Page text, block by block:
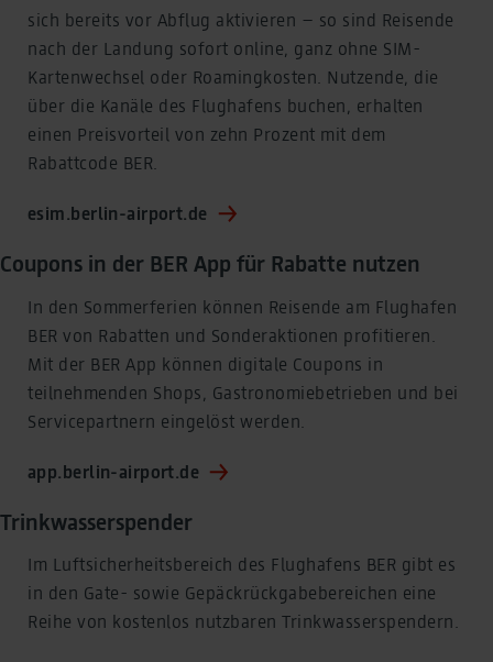
sich bereits vor Abflug aktivieren – so sind Reisende
nach der Landung sofort online, ganz ohne SIM-
Kartenwechsel oder Roamingkosten. Nutzende, die
über die Kanäle des Flughafens buchen, erhalten
einen Preisvorteil von zehn Prozent mit dem
Rabattcode BER.
esim.berlin-airport.de
Coupons in der BER App für Rabatte nutzen
In den Sommerferien können Reisende am Flughafen
BER von Rabatten und Sonderaktionen profitieren.
Mit der BER App können digitale Coupons in
teilnehmenden Shops, Gastronomiebetrieben und bei
Servicepartnern eingelöst werden.
app.berlin-airport.de
Trinkwasserspender
Im Luftsicherheitsbereich des Flughafens BER gibt es
in den Gate- sowie Gepäckrückgabebereichen eine
Reihe von kostenlos nutzbaren Trinkwasserspendern.